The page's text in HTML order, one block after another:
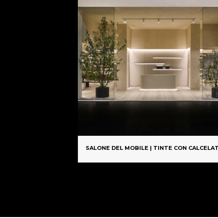
prodotto
SALONE DEL MOBILE | TINTE CON